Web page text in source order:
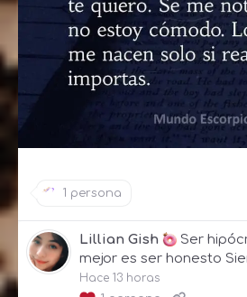
1 persona
Lillian Gish
Ser
mejor es ser honesto
Hace 13 horas